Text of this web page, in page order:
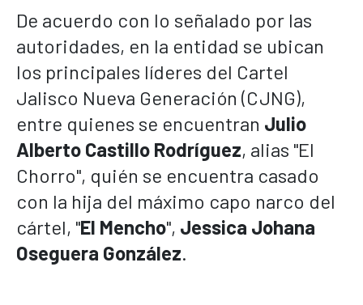
De acuerdo con lo señalado por las
autoridades, en la entidad se ubican
los principales líderes del Cartel
Jalisco Nueva Generación (CJNG),
entre quienes se encuentran Julio
Alberto Castillo Rodríguez, alias "El
Chorro", quién se encuentra casado
con la hija del máximo capo narco del
cártel, "El Mencho", Jessica Johana
Oseguera González.